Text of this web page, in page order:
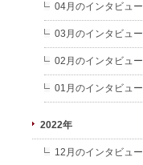
04月のインタビュー
03月のインタビュー
02月のインタビュー
01月のインタビュー
2022年
12月のインタビュー